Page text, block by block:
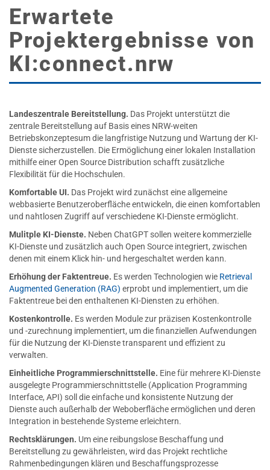
Erwartete
Projektergebnisse von
KI:connect.nrw
Landeszentrale Bereitstellung. Das Projekt unterstützt die
zentrale Bereitstellung auf Basis eines NRW-weiten
Betriebskonzeptesum die langfristige Nutzung und Wartung der KI-
Dienste sicherzustellen. Die Ermöglichung einer lokalen Installation
mithilfe einer Open Source Distribution schafft zusätzliche
Flexibilität für die Hochschulen.
Komfortable UI. Das Projekt wird zunächst eine allgemeine
webbasierte Benutzeroberfläche entwickeln, die einen komfortablen
und nahtlosen Zugriff auf verschiedene KI-Dienste ermöglicht.
Mulitple KI-Dienste. Neben ChatGPT sollen weitere kommerzielle
KI-Dienste und zusätzlich auch Open Source integriert, zwischen
denen mit einem Klick hin- und hergeschaltet werden kann.
Erhöhung der Faktentreue. Es werden Technologien wie Retrieval
Augmented Generation (RAG) erprobt und implementiert, um die
Faktentreue bei den enthaltenen KI-Diensten zu erhöhen.
Kostenkontrolle. Es werden Module zur präzisen Kostenkontrolle
und -zurechnung implementiert, um die finanziellen Aufwendungen
für die Nutzung der KI-Dienste transparent und effizient zu
verwalten.
Einheitliche Programmierschnittstelle. Eine für mehrere KI-Dienste
ausgelegte Programmierschnittstelle (Application Programming
Interface, API) soll die einfache und konsistente Nutzung der
Dienste auch außerhalb der Weboberfläche ermöglichen und deren
Integration in bestehende Systeme erleichtern.
Rechtsklärungen. Um eine reibungslose Beschaffung und
Bereitstellung zu gewährleisten, wird das Projekt rechtliche
Rahmenbedingungen klären und Beschaffungsprozesse